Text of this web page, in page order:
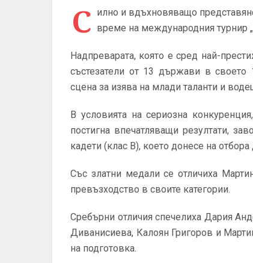
С илно и вдъхновяващо
време на международния турнир
Надпреварата, която е сред най-
състезатели от 13 държави в
сцена за изява на млади таланти и
В условията на сериозна
постигна впечатляващи резултати,
кадети (клас B), което донесе на
Със златни медали се отличиха
превъзходство в своите категории.
Сребърни отличия спечелиха Дария
Диванисиева, Калоян Григоров и
на подготовка.